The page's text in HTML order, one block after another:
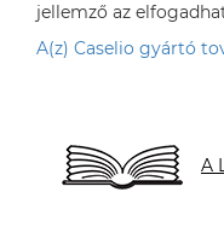
jellemző az
A(z) Caselio gyártó
A